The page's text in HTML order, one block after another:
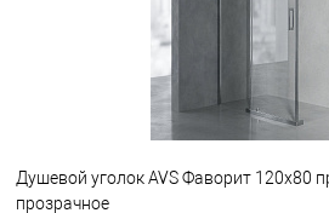
Душевой уголок AVS Фаворит 120x80
прозрачное